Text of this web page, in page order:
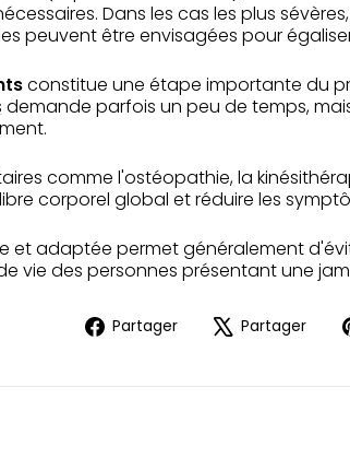
Dans les cas les plus
peuvent être envisagées pour
constitue une étape importante du
demande parfois un peu de temps,
comme l'ostéopathie, la
corporel global et réduire les
et adaptée permet généralement
vie des personnes présentant une
Partager
PartagerPartager